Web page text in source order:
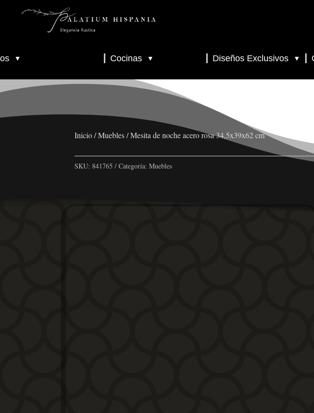
▼
▼
Cocinas ▼ Diseños Exclusivos ▼
Inicio/Muebles/ Mesita de noche acero rosa 34,5x39x62 cm
SKU: 841765 Categoría: Muebles